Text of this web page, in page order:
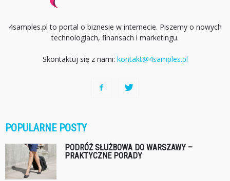
4samples.pl to portal o biznesie w internecie. Piszemy o nowych
technologiach, finansach i marketingu.
Skontaktuj się z nami: kontakt@4samples.pl
POPULARNE POSTY
PODRÓŻ SŁUŻBOWA DO WARSZAWY –
PRAKTYCZNE PORADY